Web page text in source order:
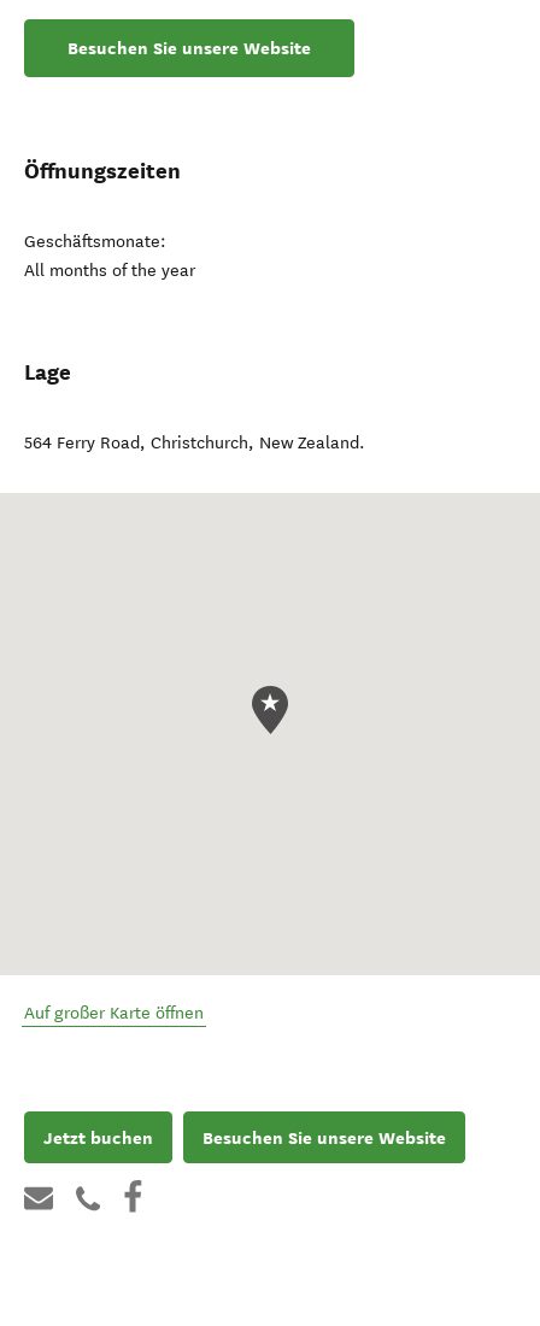
Besuchen Sie unsere Website
Öffnungszeiten
Geschäftsmonate:
All months of the year
Lage
564 Ferry Road, Christchurch, New Zealand.
Auf großer Karte öffnen
Jetzt buchen Besuchen Sie unsere Website